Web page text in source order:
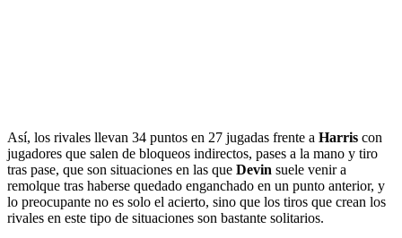
Así, los rivales llevan 34 puntos en 27 jugadas frente a Harris con
jugadores que salen de bloqueos indirectos, pases a la mano y tiro
tras pase, que son situaciones en las que Devin suele venir a
remolque tras haberse quedado enganchado en un punto anterior, y
lo preocupante no es solo el acierto, sino que los tiros que crean los
rivales en este tipo de situaciones son bastante solitarios.